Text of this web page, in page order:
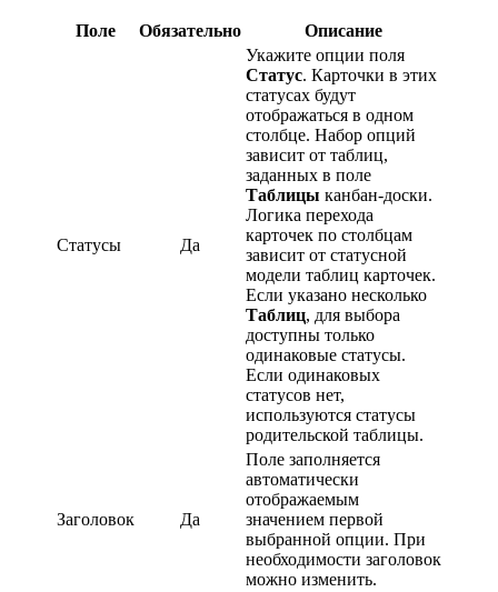
Поле Обязательно Описание
Статусы Да
Укажите опции поля
Статус. Карточки в этих
статусах будут
отображаться в одном
столбце. Набор опций
зависит от таблиц,
заданных в поле
Таблицы канбан-доски.
Логика перехода
карточек по столбцам
зависит от статусной
модели таблиц карточек.
Если указано несколько
Таблиц, для выбора
доступны только
одинаковые статусы.
Если одинаковых
статусов нет,
используются статусы
родительской таблицы.
Заголовок Да
Поле заполняется
автоматически
отображаемым
значением первой
выбранной опции. При
необходимости заголовок
можно изменить.